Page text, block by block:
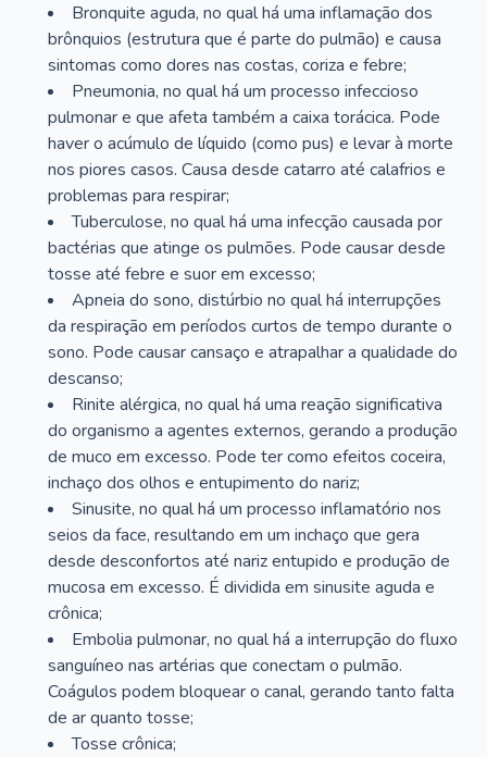
Bronquite aguda, no qual há uma inflamação dos
brônquios (estrutura que é parte do pulmão) e causa
sintomas como dores nas costas, coriza e febre;
Pneumonia, no qual há um processo infeccioso
pulmonar e que afeta também a caixa torácica. Pode
haver o acúmulo de líquido (como pus) e levar à morte
nos piores casos. Causa desde catarro até calafrios e
problemas para respirar;
Tuberculose, no qual há uma infecção causada por
bactérias que atinge os pulmões. Pode causar desde
tosse até febre e suor em excesso;
Apneia do sono, distúrbio no qual há interrupções
da respiração em períodos curtos de tempo durante o
sono. Pode causar cansaço e atrapalhar a qualidade do
descanso;
Rinite alérgica, no qual há uma reação significativa
do organismo a agentes externos, gerando a produção
de muco em excesso. Pode ter como efeitos coceira,
inchaço dos olhos e entupimento do nariz;
Sinusite, no qual há um processo inflamatório nos
seios da face, resultando em um inchaço que gera
desde desconfortos até nariz entupido e produção de
mucosa em excesso. É dividida em sinusite aguda e
crônica;
Embolia pulmonar, no qual há a interrupção do fluxo
sanguíneo nas artérias que conectam o pulmão.
Coágulos podem bloquear o canal, gerando tanto falta
de ar quanto tosse;
Tosse crônica;